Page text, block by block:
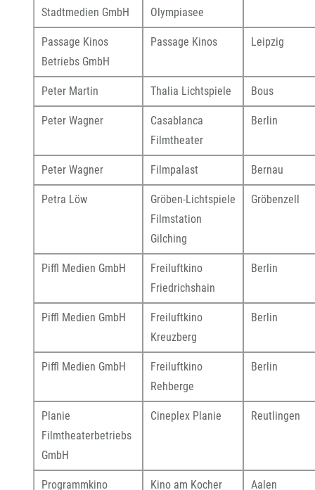
Stadtmedien GmbH
Olympiasee
Passage Kinos
Betriebs GmbH
Passage Kinos Leipzig
Peter Martin Thalia Lichtspiele Bous
Peter Wagner
Casablanca
Filmtheater
Berlin
Peter Wagner Filmpalast Bernau
Petra Löw
Gröben-Lichtspiele
Filmstation
Gilching
Gröbenzell
Piffl Medien GmbH
Freiluftkino
Friedrichshain
Berlin
Piffl Medien GmbH
Freiluftkino
Kreuzberg
Berlin
Piffl Medien GmbH
Freiluftkino
Rehberge
Berlin
Planie
Filmtheaterbetriebs
GmbH
Cineplex Planie Reutlingen
Programmkino Kino am Kocher Aalen